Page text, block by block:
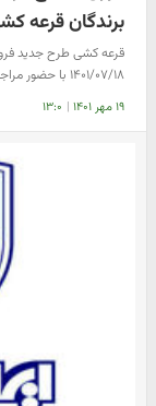
برندگان قرعه
۱۴۰۱/۰۷/۱۸ با حضور مراجع رسمی برگزار شد.
۱۹ مهر ۱۴۰۱ | ۱۳:۰